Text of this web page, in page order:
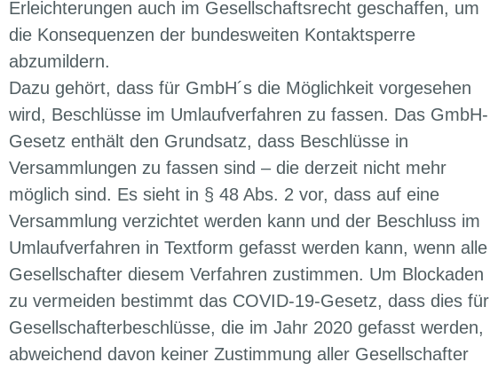
Erleichterungen auch im Gesellschaftsrecht geschaffen, um
die Konsequenzen der bundesweiten Kontaktsperre
abzumildern.
Dazu gehört, dass für GmbH´s die Möglichkeit vorgesehen
wird, Beschlüsse im Umlaufverfahren zu fassen. Das GmbH-
Gesetz enthält den Grundsatz, dass Beschlüsse in
Versammlungen zu fassen sind – die derzeit nicht mehr
möglich sind. Es sieht in § 48 Abs. 2 vor, dass auf eine
Versammlung verzichtet werden kann und der Beschluss im
Umlaufverfahren in Textform gefasst werden kann, wenn alle
Gesellschafter diesem Verfahren zustimmen. Um Blockaden
zu vermeiden bestimmt das COVID-19-Gesetz, dass dies für
Gesellschafterbeschlüsse, die im Jahr 2020 gefasst werden,
abweichend davon keiner Zustimmung aller Gesellschafter